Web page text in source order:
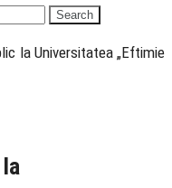
la Universitatea „Eftimie